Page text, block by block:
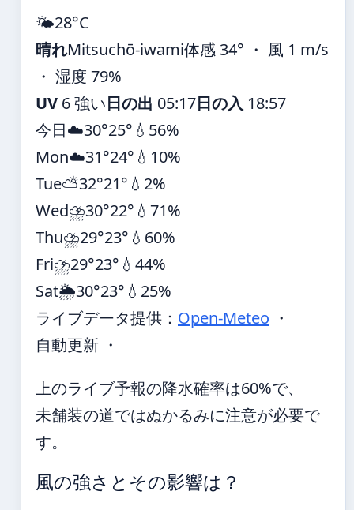
🌤️28°C
晴れMitsuchō-iwami体感 34° ・ 風 1 m/s
・ 湿度 79%
UV 6 強い日の出 05:17日の入 18:57
今日☁️30°25° 💧56%
Mon☁️31°24° 💧10%
Tue⛅32°21° 💧2%
Wed⛈️30°22° 💧71%
Thu⛈️29°23° 💧60%
Fri⛈️29°23° 💧44%
Sat🌦️30°23° 💧25%
ライブデータ提供： Open-Meteo ・
自動更新 ・
上のライブ予報の降水確率は60%で、
未舗装の道ではぬかるみに注意が必要で
す。
風の強さとその影響は？